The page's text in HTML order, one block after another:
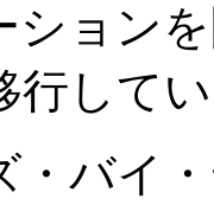
ション
行して
バイ